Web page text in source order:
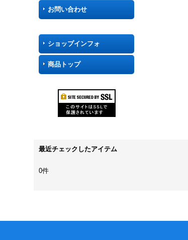
お問い合わせ
ショップインフォ
商品トップ
最近チェックしたアイテム
0件